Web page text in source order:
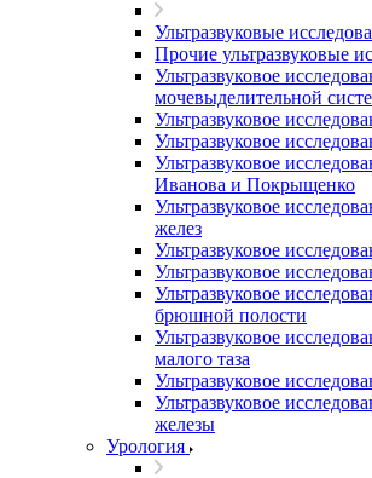
Ультразвуковые
Прочие ультразвуковые
Ультразвуковое
мочевыделительной
Ультразвуковое
Ультразвуковое
Ультразвуковое
Иванова и Покрыщенко
Ультразвуковое
желез
Ультразвуковое
Ультразвуковое
Ультразвуковое
брюшной полости
Ультразвуковое
малого таза
Ультразвуковое
Ультразвуковое
железы
Урология